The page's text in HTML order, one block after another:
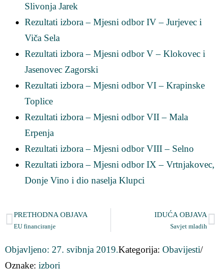
Slivonja Jarek
Rezultati izbora – Mjesni odbor IV – Jurjevec i
Viča Sela
Rezultati izbora – Mjesni odbor V – Klokovec i
Jasenovec Zagorski
Rezultati izbora – Mjesni odbor VI – Krapinske
Toplice
Rezultati izbora – Mjesni odbor VII – Mala
Erpenja
Rezultati izbora – Mjesni odbor VIII – Selno
Rezultati izbora – Mjesni odbor IX – Vrtnjakovec,
Donje Vino i dio naselja Klupci
PRETHODNA OBJAVA
EU financiranje
IDUĆA OBJAVA
Savjet mladih
Objavljeno: 27. svibnja 2019.Kategorija: Obavijesti/
Oznake: izbori